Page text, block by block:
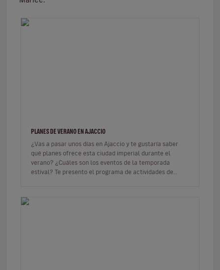
PLANES DE VERANO EN AJACCIO
¿Vas a pasar unos días en Ajaccio y te gustaría saber
qué planes ofrece esta ciudad imperial durante el
verano? ¿Cuáles son los eventos de la temporada
estival? Te presento el programa de actividades de